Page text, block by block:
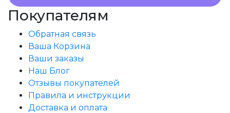
Покупателям
Обратная связь
Ваша Корзина
Ваши заказы
Наш Блог
Отзывы покупателей
Правила и инструкции
Доставка и оплата